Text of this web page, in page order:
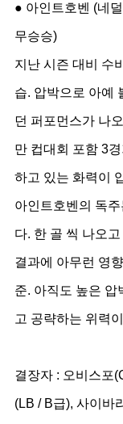
● 아인트호벤 (네
무승승)
지난 시즌 대비 수
습. 압박으로 아예
던 퍼포먼스가 나
만 컵대회 포함 3
하고 있는 화력이
아인트호벤의 독주
다. 한 골 씩 나오
결과에 아무런 영
준. 아직도 높은 압
고 공략하는 위력
결장자 : 오비스포
(LB / B급), 사이바